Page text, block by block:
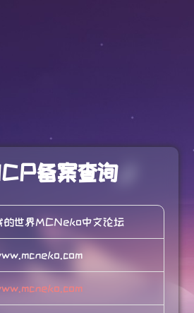
备案查询
的世界MCNeko中文论坛